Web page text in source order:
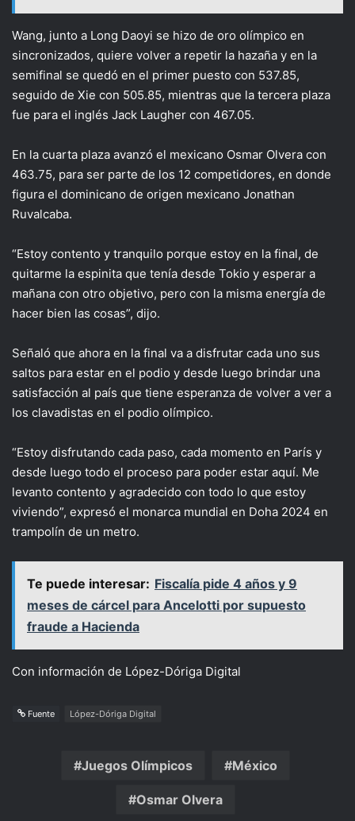
Wang, junto a Long Daoyi se hizo de oro olímpico en
sincronizados, quiere volver a repetir la hazaña y en la
semifinal se quedó en el primer puesto con 537.85,
seguido de Xie con 505.85, mientras que la tercera plaza
fue para el inglés Jack Laugher con 467.05.
En la cuarta plaza avanzó el mexicano Osmar Olvera con
463.75, para ser parte de los 12 competidores, en donde
figura el dominicano de origen mexicano Jonathan
Ruvalcaba.
“Estoy contento y tranquilo porque estoy en la final, de
quitarme la espinita que tenía desde Tokio y esperar a
mañana con otro objetivo, pero con la misma energía de
hacer bien las cosas”, dijo.
Señaló que ahora en la final va a disfrutar cada uno sus
saltos para estar en el podio y desde luego brindar una
satisfacción al país que tiene esperanza de volver a ver a
los clavadistas en el podio olímpico.
“Estoy disfrutando cada paso, cada momento en París y
desde luego todo el proceso para poder estar aquí. Me
levanto contento y agradecido con todo lo que estoy
viviendo”, expresó el monarca mundial en Doha 2024 en
trampolín de un metro.
Te puede interesar: Fiscalía pide 4 años y 9
meses de cárcel para Ancelotti por supuesto
fraude a Hacienda
Con información de López-Dóriga Digital
Fuente López-Dóriga Digital
Juegos Olímpicos México
Osmar Olvera